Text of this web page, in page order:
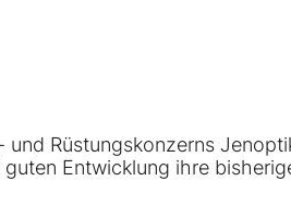
Rüstungskonzerns
Entwicklung ihre